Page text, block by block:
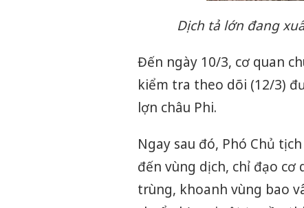
Dịch tả lớn đang
Đến ngày 10/3, cơ quan
kiểm tra theo dõi (12/3)
lợn châu Phi.
Ngay sau đó, Phó Chủ
đến vùng dịch, chỉ đạo
trùng, khoanh vùng bao